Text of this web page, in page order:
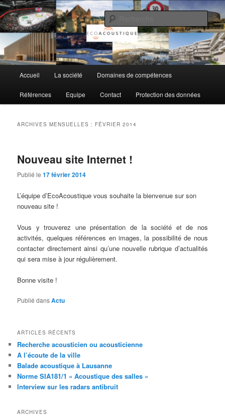
Aller
au
contenu
principal
Aller
au
contenu
secondaireEcoAcoustique SA
principal
Accueil La société Domaines de compétences
Références Equipe Contact Protection des données
ARCHIVES MENSUELLES : FÉVRIER 2014
Nouveau site Internet !
Publié le17 février 2014
L’équipe d’EcoAcoustique vous souhaite la bienvenue sur son
nouveau site !
Vous y trouverez une présentation de la société et de nos
activités, quelques références en images, la possibilité de nous
contacter directement ainsi qu’une nouvelle rubrique d’actualités
qui sera mise à jour régulièrement.
Bonne visite !
Publié dansActu
ARTICLES RÉCENTS
Recherche acousticien ou acousticienne
A l’écoute de la ville
Balade acoustique à Lausanne
Norme SIA181/1 « Acoustique des salles »
Interview sur les radars antibruit
ARCHIVES